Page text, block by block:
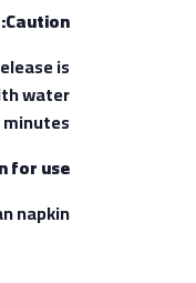
Caution:
is
water
for use:
napkin.